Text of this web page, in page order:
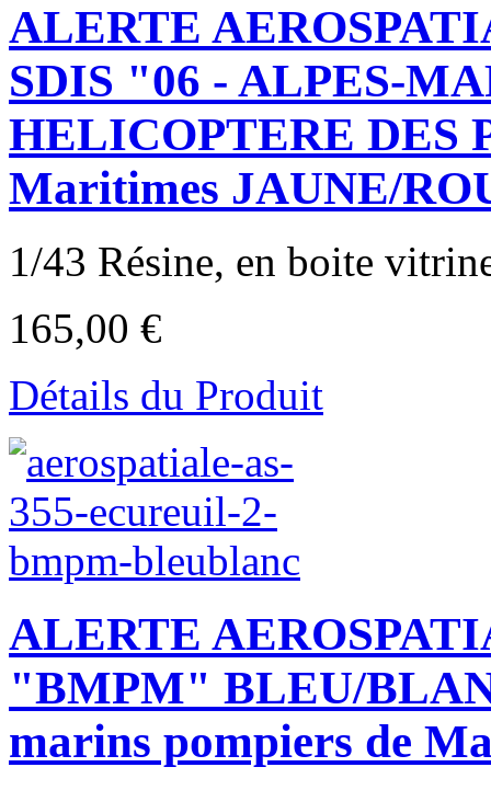
ALERTE
SDIS "06 - ALPES-
HELICOPTERE DES
Maritimes JAUNE/
1/43 Résine, en boite
165,00 €
Détails du Produit
ALERTE
"BMPM" BLEU/
marins pompiers de